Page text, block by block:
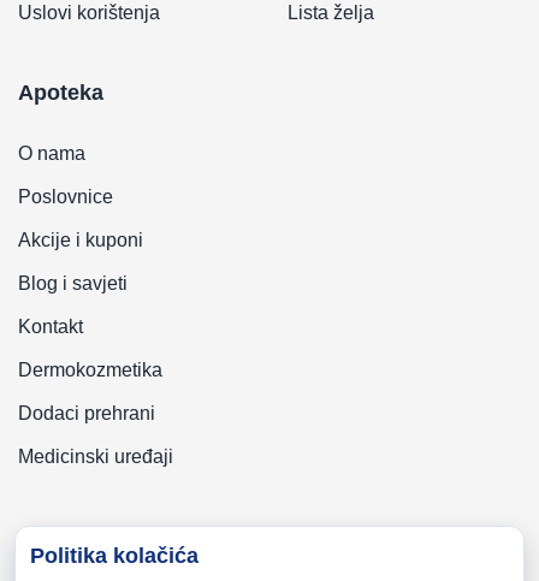
Uslovi korištenja Lista želja
Apoteka
O nama
Poslovnice
Akcije i kuponi
Blog i savjeti
Kontakt
Dermokozmetika
Dodaci prehrani
Medicinski uređaji
Politika kolačića